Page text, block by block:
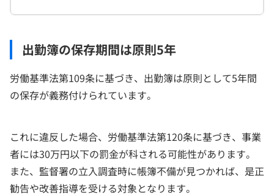
出勤簿の保存期間は原則5年
労働基準法第109条に基づき、出勤簿は原則として5年間
の保存が義務付けられています。
これに違反した場合、労働基準法第120条に基づき、事業
者には30万円以下の罰金が科される可能性があります。
また、監督署の立入調査時に帳簿不備が見つかれば、是正
勧告や改善指導を受ける対象となります。